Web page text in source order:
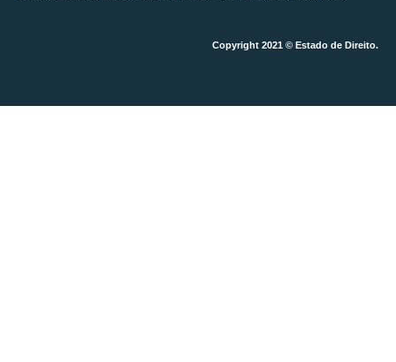
Copyright 2021 © Estado de Direito.